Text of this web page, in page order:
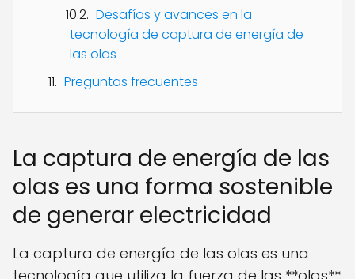
Desafíos y avances en la
tecnología de captura de energía de
las olas
Preguntas frecuentes
La captura de energía de las
olas es una forma sostenible
de generar electricidad
La captura de energía de las olas es una